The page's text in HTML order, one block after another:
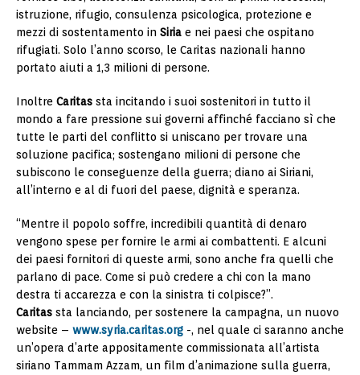
istruzione, rifugio, consulenza psicologica, protezione e
mezzi di sostentamento in Siria e nei paesi che ospitano
rifugiati. Solo l’anno scorso, le Caritas nazionali hanno
portato aiuti a 1,3 milioni di persone.
Inoltre Caritas sta incitando i suoi sostenitori in tutto il
mondo a fare pressione sui governi affinché facciano sì che
tutte le parti del conflitto si uniscano per trovare una
soluzione pacifica; sostengano milioni di persone che
subiscono le conseguenze della guerra; diano ai Siriani,
all’interno e al di fuori del paese, dignità e speranza.
“Mentre il popolo soffre, incredibili quantità di denaro
vengono spese per fornire le armi ai combattenti. E alcuni
dei paesi fornitori di queste armi, sono anche fra quelli che
parlano di pace. Come si può credere a chi con la mano
destra ti accarezza e con la sinistra ti colpisce?”.
Caritas sta lanciando, per sostenere la campagna, un nuovo
website – www.syria.caritas.org -, nel quale ci saranno anche
un’opera d’arte appositamente commissionata all’artista
siriano Tammam Azzam, un film d’animazione sulla guerra,